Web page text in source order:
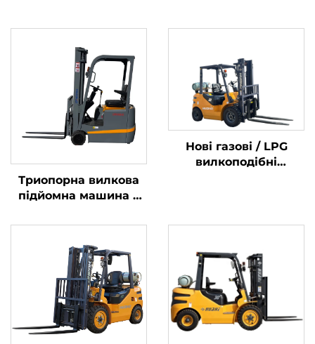
Триопорна вилкова
підйомна машина з
вагою 1,0 тонни,
розумною ціною
Нові газові / LPG
вилкоподібні
доступними цінами